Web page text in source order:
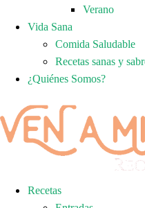
Verano
Vida Sana
Comida Saludable
Recetas sanas y
¿Quiénes Somos?
Recetas